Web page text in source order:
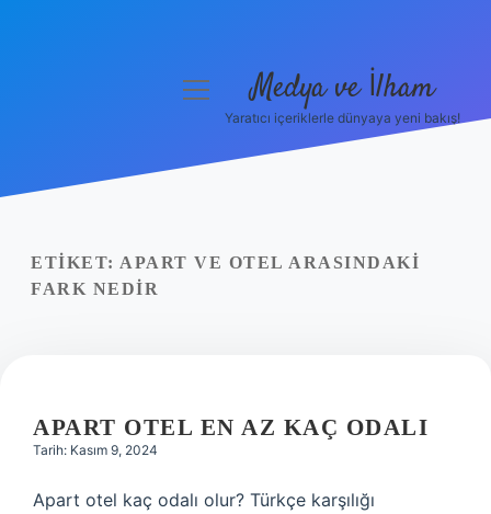
Yasal Uyarı
menüyüMedya ve İlham
Yaratıcı içeriklerle dünyaya yeni bakış!
ETIKET: APART VE OTEL ARASINDAKI
FARK NEDIR
APART OTEL EN AZ KAÇ ODALI
Tarih: Kasım 9, 2024
Apart otel kaç odalı olur? Türkçe karşılığı